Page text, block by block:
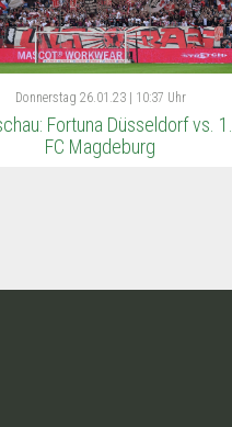
Donnerstag 26.01.23 | 10:37 Uhr
Fortuna Düsseldorf vs. 1.
FC Magdeburg